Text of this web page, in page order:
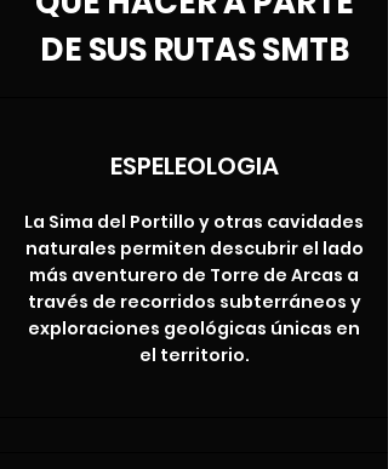
DE SUS RUTAS SMTB
ESPELEOLOGIA
La Sima del Portillo y otras cavidades
naturales permiten descubrir el lado
más aventurero de Torre de Arcas a
través de recorridos subterráneos y
exploraciones geológicas únicas en
el territorio.